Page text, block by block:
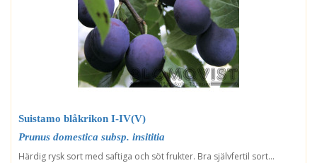
Suistamo blåkrikon I-IV(V)
Prunus domestica subsp. insititia
Härdig rysk sort med saftiga och söt frukter. Bra självfertil sort...